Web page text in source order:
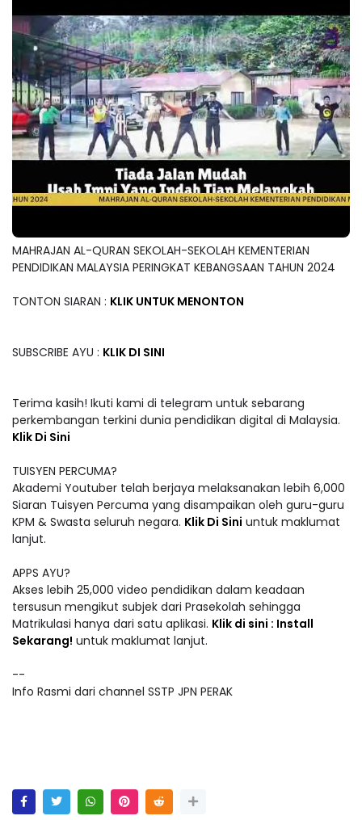
MAHRAJAN AL-QURAN SEKOLAH-SEKOLAH KEMENTERIAN
PENDIDIKAN MALAYSIA PERINGKAT KEBANGSAAN TAHUN 2024
TONTON SIARAN : KLIK UNTUK MENONTON
SUBSCRIBE AYU : KLIK DI SINI
Terima kasih! Ikuti kami di telegram untuk sebarang
perkembangan terkini dunia pendidikan digital di Malaysia.
Klik Di Sini
TUISYEN PERCUMA?
Akademi Youtuber telah berjaya melaksanakan lebih 6,000
Siaran Tuisyen Percuma yang disampaikan oleh guru-guru
KPM & Swasta seluruh negara. Klik Di Sini untuk maklumat
lanjut.
APPS AYU?
Akses lebih 25,000 video pendidikan dalam keadaan
tersusun mengikut subjek dari Prasekolah sehingga
Matrikulasi hanya dari satu aplikasi. Klik di sini : Install
Sekarang! untuk maklumat lanjut.
--
Info Rasmi dari channel SSTP JPN PERAK